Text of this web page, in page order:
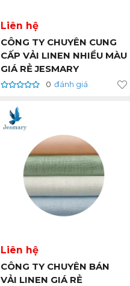
Liên hệ
CÔNG TY CHUYÊN CUNG
CẤP VẢI LINEN NHIỀU MÀU
GIÁ RẺ JESMARY
0 đánh giá
Liên hệ
CÔNG TY CHUYÊN BÁN
VẢI LINEN GIÁ RẺ